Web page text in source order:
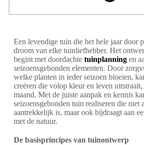
Een levendige tuin die het hele jaar door
droom van elke tuinliefhebber. Het
begint met doordachte tuinplanning en
seizoensgebonden elementen. Door
welke planten in ieder seizoen bloeien,
creëren die volop kleur en leven uitstraalt,
maand. Met de juiste aanpak en kennis
seizoensgebonden tuin realiseren die niet
aantrekkelijk is, maar ook bijdraagt aan
met de natuur.
De basisprincipes van tuinontwerp